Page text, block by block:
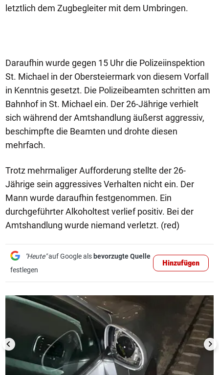
letztlich dem Zugbegleiter mit dem Umbringen.
Daraufhin wurde gegen 15 Uhr die Polizeiinspektion
St. Michael in der Obersteiermark von diesem Vorfall
in Kenntnis gesetzt. Die Polizeibeamten schritten am
Bahnhof in St. Michael ein. Der 26-Jährige verhielt
sich während der Amtshandlung äußerst aggressiv,
beschimpfte die Beamten und drohte diesen
mehrfach.
Trotz mehrmaliger Aufforderung stellte der 26-
Jährige sein aggressives Verhalten nicht ein. Der
Mann wurde daraufhin festgenommen. Ein
durchgeführter Alkoholtest verlief positiv. Bei der
Amtshandlung wurde niemand verletzt. (red)
"Heute"auf Google als bevorzugte Quelle
festlegen
Hinzufügen
1/2